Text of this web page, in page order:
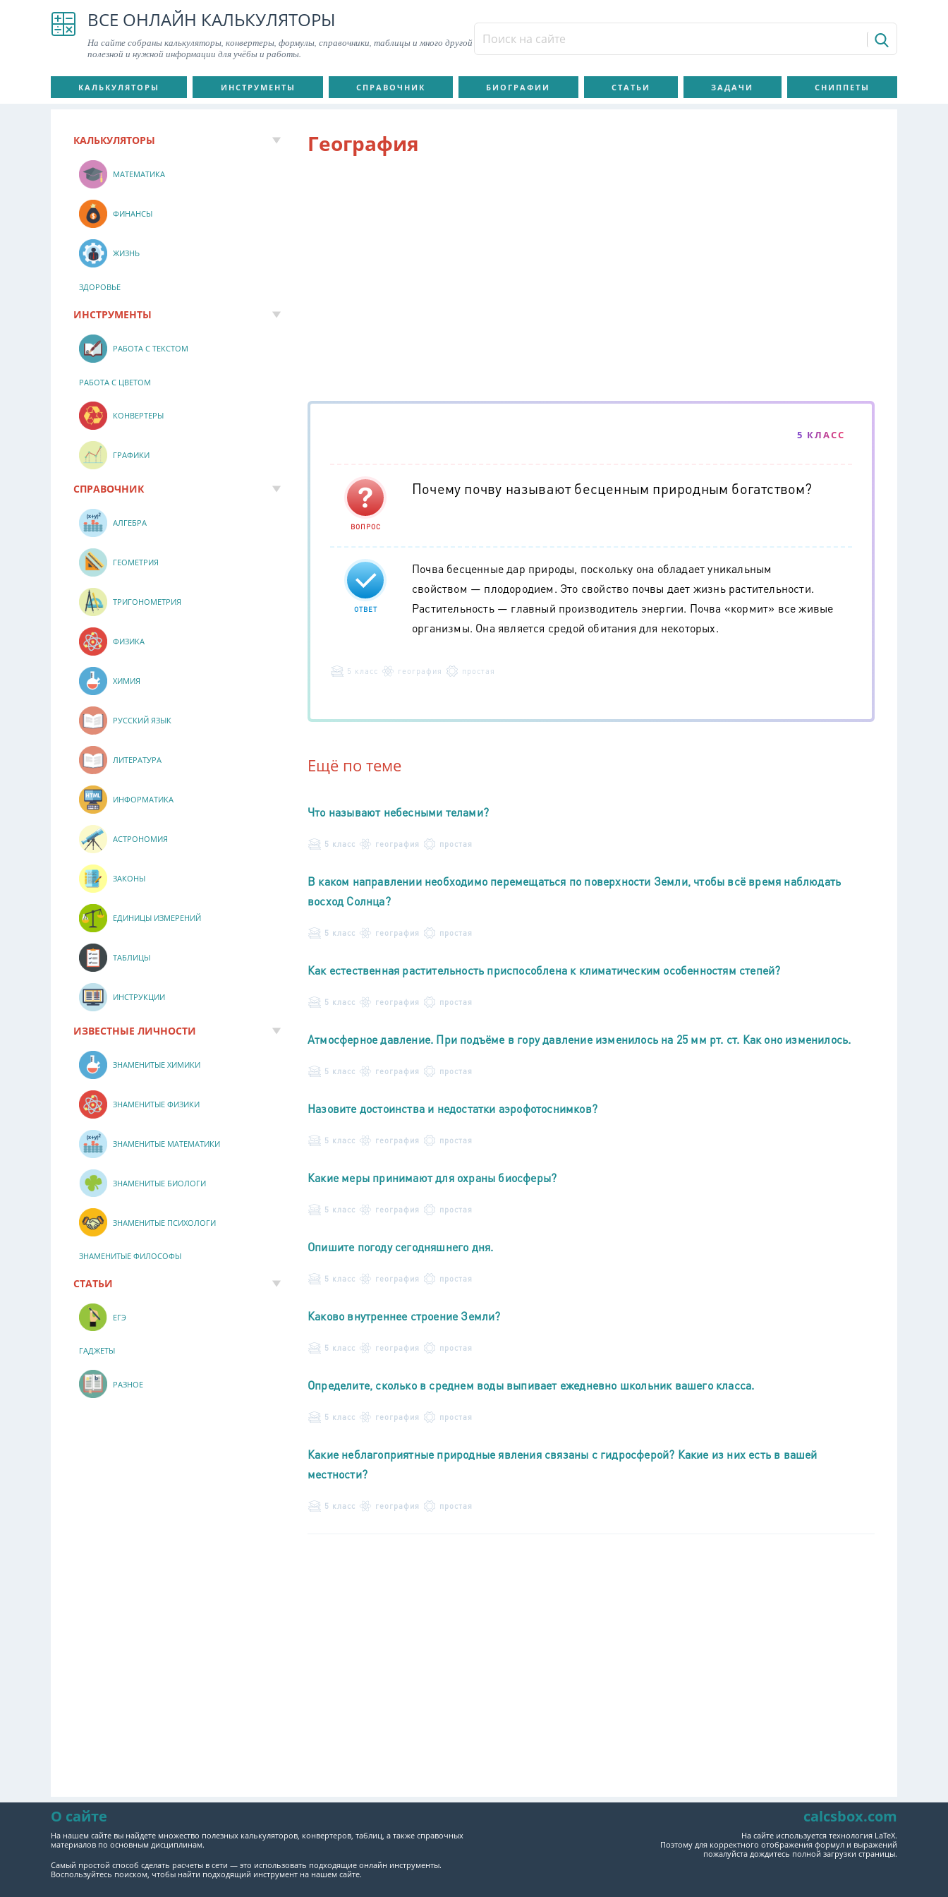
ВСЕ ОНЛАЙН КАЛЬКУЛЯТОРЫ
На сайте собраны калькуляторы, конвертеры, формулы, справочники, таблицы и много другой
полезной и нужной информации для учёбы и работы.
КАЛЬКУЛЯТОРЫ ИНСТРУМЕНТЫ СПРАВОЧНИК БИОГРАФИИ СТАТЬИ ЗАДАЧИ СНИППЕТЫ
География
5 КЛАСС
ВОПРОС
Почему почву называют бесценным природным богатством?
ОТВЕТ
Почва бесценные дар природы, поскольку она обладает уникальным
свойством — плодородием. Это свойство почвы дает жизнь растительности.
Растительность — главный производитель энергии. Почва «кормит» все живые
организмы. Она является средой обитания для некоторых.
5 класс география простая
Ещё по теме
Что называют небесными телами?
5 класс география простая
В каком направлении необходимо перемещаться по поверхности Земли, чтобы всё время наблюдать
восход Солнца?
5 класс география простая
Как естественная растительность приспособлена к климатическим особенностям степей?
5 класс география простая
Атмосферное давление. При подъёме в гору давление изменилось на 25 мм рт. ст. Как оно изменилось.
5 класс география простая
Назовите достоинства и недостатки аэрофотоснимков?
5 класс география простая
Какие меры принимают для охраны биосферы?
5 класс география простая
Опишите погоду сегодняшнего дня.
5 класс география простая
Каково внутреннее строение Земли?
5 класс география простая
Определите, сколько в среднем воды выпивает ежедневно школьник вашего класса.
5 класс география простая
Какие неблагоприятные природные явления связаны с гидросферой? Какие из них есть в вашей
местности?
5 класс география простая
КАЛЬКУЛЯТОРЫ
МАТЕМАТИКА
ФИНАНСЫ
ЖИЗНЬ
ЗДОРОВЬЕ
ИНСТРУМЕНТЫ
РАБОТА С ТЕКСТОМ
РАБОТА С ЦВЕТОМ
КОНВЕРТЕРЫ
ГРАФИКИ
СПРАВОЧНИК
АЛГЕБРА
ГЕОМЕТРИЯ
ТРИГОНОМЕТРИЯ
ФИЗИКА
ХИМИЯ
РУССКИЙ ЯЗЫК
ЛИТЕРАТУРА
ИНФОРМАТИКА
АСТРОНОМИЯ
ЗАКОНЫ
ЕДИНИЦЫ ИЗМЕРЕНИЙ
ТАБЛИЦЫ
ИНСТРУКЦИИ
ИЗВЕСТНЫЕ ЛИЧНОСТИ
ЗНАМЕНИТЫЕ ХИМИКИ
ЗНАМЕНИТЫЕ ФИЗИКИ
ЗНАМЕНИТЫЕ МАТЕМАТИКИ
ЗНАМЕНИТЫЕ БИОЛОГИ
ЗНАМЕНИТЫЕ ПСИХОЛОГИ
ЗНАМЕНИТЫЕ ФИЛОСОФЫ
СТАТЬИ
ЕГЭ
ГАДЖЕТЫ
РАЗНОЕ
О сайте
На нашем сайте вы найдете множество полезных калькуляторов, конвертеров, таблиц, а также справочных
материалов по основным дисциплинам.
Самый простой способ сделать расчеты в сети — это использовать подходящие онлайн инструменты.
Воспользуйтесь поиском, чтобы найти подходящий инструмент на нашем сайте.
calcsbox.com
На сайте используется технология LaTeX.
Поэтому для корректного отображения формул и выражений
пожалуйста дождитесь полной загрузки страницы.